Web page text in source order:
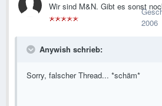
Wir sind M&N. Gibt es sonst
2006
Anywish schrieb:
Sorry, falscher Thread... *schäm*